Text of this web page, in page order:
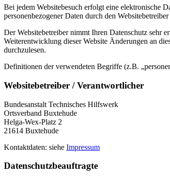
Bei jedem Websitebesuch erfolgt eine elektronische
personenbezogener Daten durch den
Der Websitebetreiber nimmt Ihren Datenschutz sehr
Weiterentwicklung dieser Website Änderungen an
durchzulesen.
Definitionen der verwendeten Begriffe (z.B.
Websitebetreiber / Verantwortlicher
Bundesanstalt Technisches Hilfswerk
Ortsverband Buxtehude
Helga-Wex-Platz 2
21614 Buxtehude
Kontaktdaten: siehe Impressum
Datenschutzbeauftragte